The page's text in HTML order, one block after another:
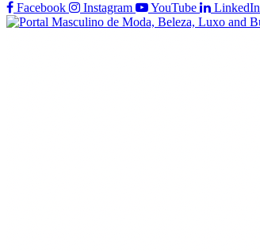
Facebook Instagram YouTube LinkedIn